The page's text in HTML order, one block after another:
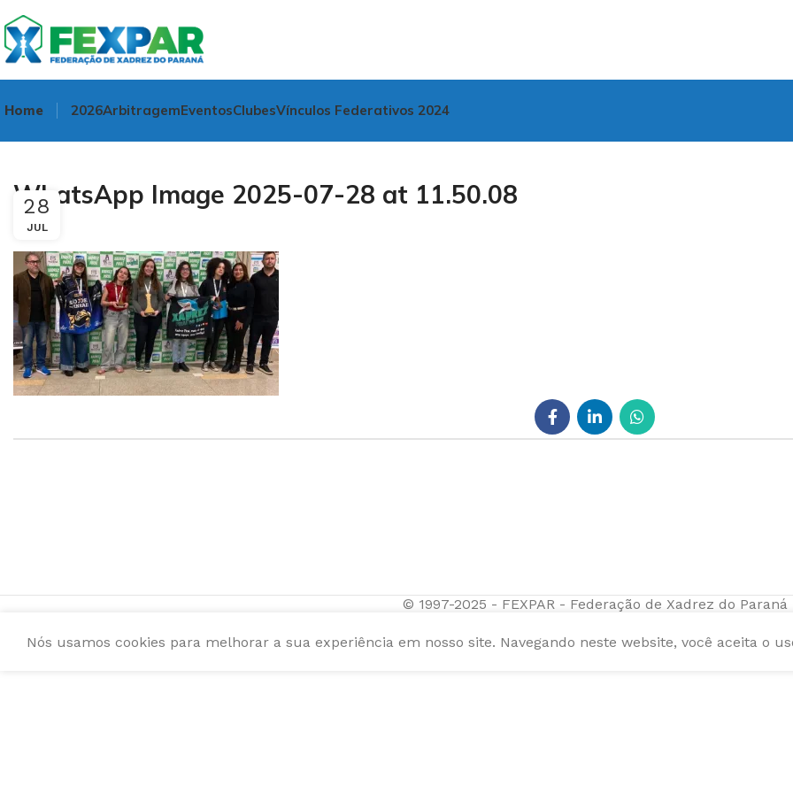
Home 2026ArbitragemEventosClubesVínculos Federativos 2024
WhatsApp Image 2025-07-28 at 11.50.08
28
JUL
© 1997-2025 - FEXPAR - Federação de Xadrez do Paraná
Nós usamos cookies para melhorar a sua experiência em nosso site. Navegando neste website, você aceita o